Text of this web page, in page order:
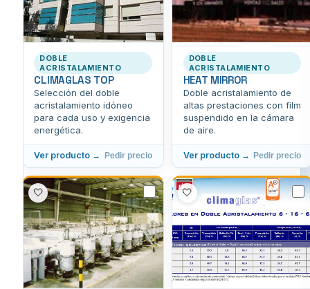
DOBLE
ACRISTALAMIENTO
CLIMAGLAS TOP
Selección del doble
acristalamiento idóneo
para cada uso y exigencia
energética.
Ver producto → Pedir precio
DOBLE
ACRISTALAMIENTO
HEAT MIRROR
Doble acristalamiento de
altas prestaciones con film
suspendido en la cámara
de aire.
Ver producto → Pedir precio
🤍 🤍